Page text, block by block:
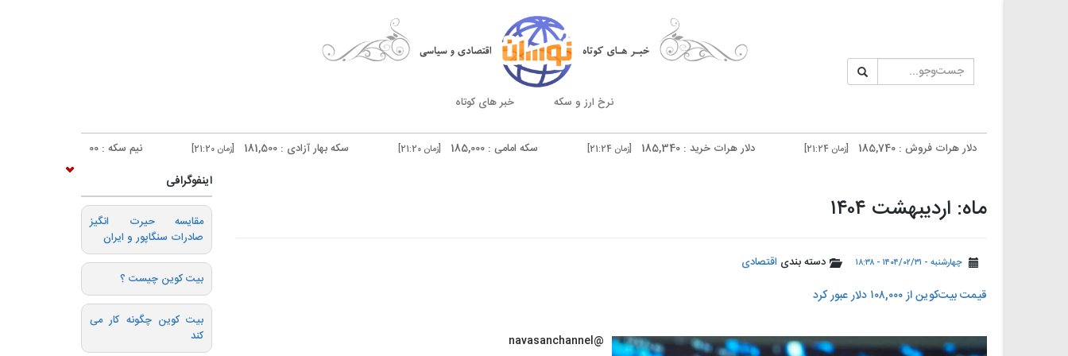
نرخ ارز و سکه خبر های کوتاه
دلار هرات فروش : 185,740 [زمان 21:24] دلار هرات خرید : 185,340 [زمان 21:24] سکه امامی : 185,000 [زمان 21:20] سکه بهار آزادی : 181,500 [زمان 21:20] نیم سکه : 95,000 [زمان 21:20]
ماه: اردیبهشت ۱۴۰۴
چهارشنبه - ۱۴۰۴/۰۲/۳۱ - ۱۸:۳۸ دسته بندی اقتصادی
قیمت بیت‌کوین از ۱۰۸,۰۰۰ دلار عبور کرد
@navasanchannel
اینفوگرافی
️مقایسه حیرت انگیز
صادرات سنگاپور و ایران
بیت کوین چیست ؟
بیت کوین چگونه کار می
کند